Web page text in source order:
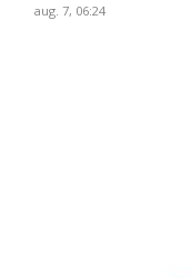
aug. 7, 06:24